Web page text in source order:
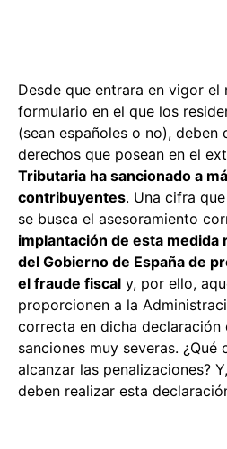
Desde que entrara en vigor el
formulario en el que los
(sean españoles o no), deben
derechos que posean en el
Tributaria ha sancionado a
contribuyentes. Una cifra
se busca el asesoramiento
implantación de esta medida
del Gobierno de España de
el fraude fiscal y, por ello,
proporcionen a la
correcta en dicha declaración
sanciones muy severas. ¿Qué
alcanzar las penalizaciones?
deben realizar esta